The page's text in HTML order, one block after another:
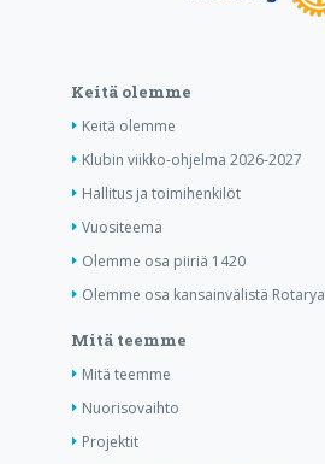
Keitä olemme
Keitä olemme
Klubin viikko-ohjelma 2026-2027
Hallitus ja toimihenkilöt
Vuositeema
Olemme osa piiriä 1420
Olemme osa kansainvälistä Rotarya
Mitä teemme
Mitä teemme
Nuorisovaihto
Projektit